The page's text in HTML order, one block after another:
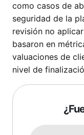
como casos de
seguridad de la
revisión no
basaron en
valuaciones de
nivel de